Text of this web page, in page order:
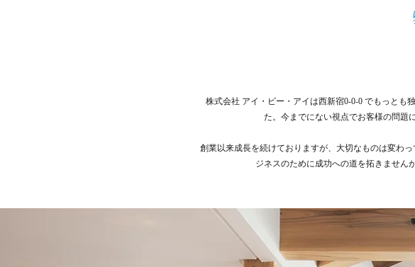
株式会社 アイ・ビー・アイは西新宿0-0-0 でもっとも
た。今までにない視点でお客様の問題
創業以来成長を続けておりますが、大切なものは変わ
ジネスのために成功への道を拓きません